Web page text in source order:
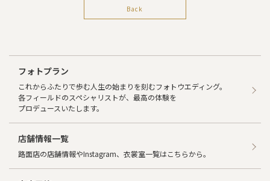
Back
フォトプラン
これからふたりで歩む人生の始まりを刻むフォトウエディング。
各フィールドのスペシャリストが、最高の体験を
プロデュースいたします。
店舗情報一覧
路面店の店舗情報やInstagram、衣裳室一覧はこちらから。